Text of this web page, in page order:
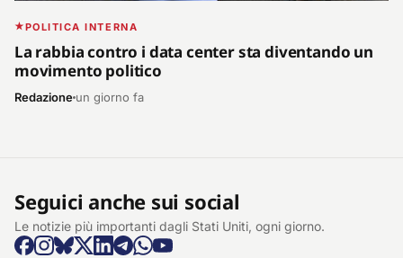
POLITICA INTERNA
La rabbia contro i data center sta diventando un
movimento politico
Redazione un giorno fa
Seguici anche sui social
Le notizie più importanti dagli Stati Uniti, ogni giorno.